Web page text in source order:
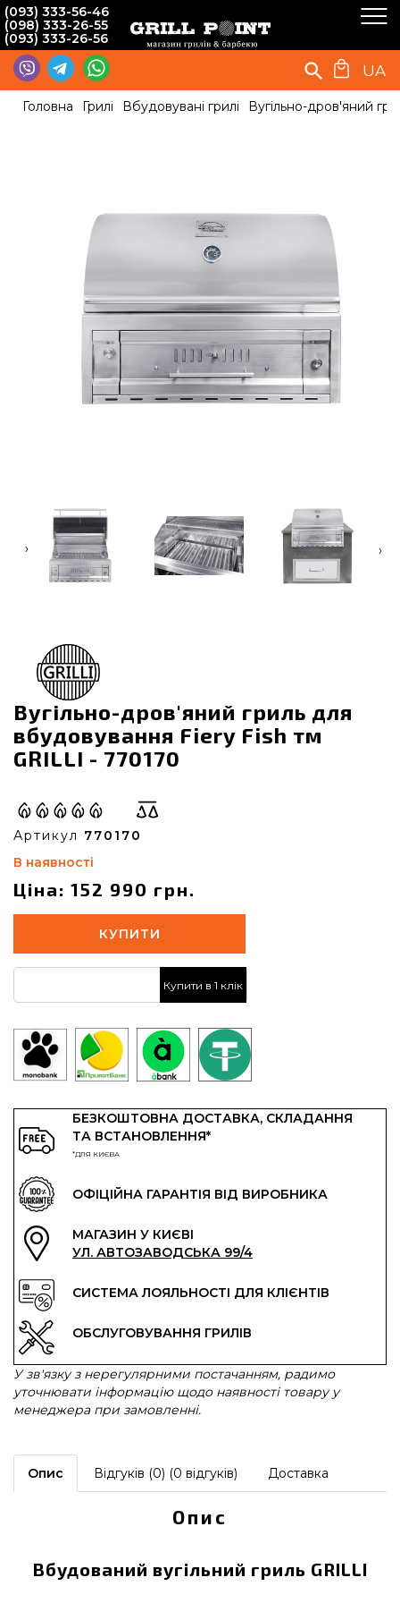
(093) 333-56-46
(098) 333-26-55
(093) 333-26-56
UA
Головна Грилі Вбудовувані грилі Вугільно-дров'яний
‹ ›
Вугільно-дров'яний гриль для
вбудовування Fiery Fish тм
GRILLI - 770170
Артикул 770170
В наявності
Ціна: 152 990 грн.
КУПИТИ
Купити в 1 клік
БЕЗКОШТОВНА ДОСТАВКА, СКЛАДАННЯ
ТА ВСТАНОВЛЕННЯ*
*ДЛЯ КИЄВА
ОФІЦІЙНА ГАРАНТІЯ ВІД ВИРОБНИКА
МАГАЗИН У КИЄВІ
УЛ. АВТОЗАВОДСЬКА 99/4
СИСТЕМА ЛОЯЛЬНОСТІ ДЛЯ КЛІЄНТІВ
ОБСЛУГОВУВАННЯ ГРИЛІВ
У зв'язку з нерегулярними постачанням, радимо
уточнювати інформацію щодо наявності товару у
менеджера при замовленні.
Опис Відгуків (0) (0 відгуків) Доставка
Опис
Вбудований вугільний гриль GRILLI